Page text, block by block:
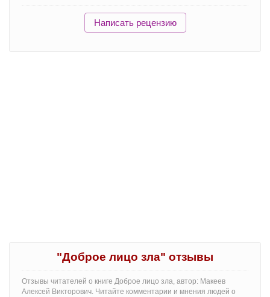
Написать рецензию
"Доброе лицо зла" отзывы
Отзывы читателей о книге Доброе лицо зла, автор: Макеев
Алексей Викторович. Читайте комментарии и мнения людей о